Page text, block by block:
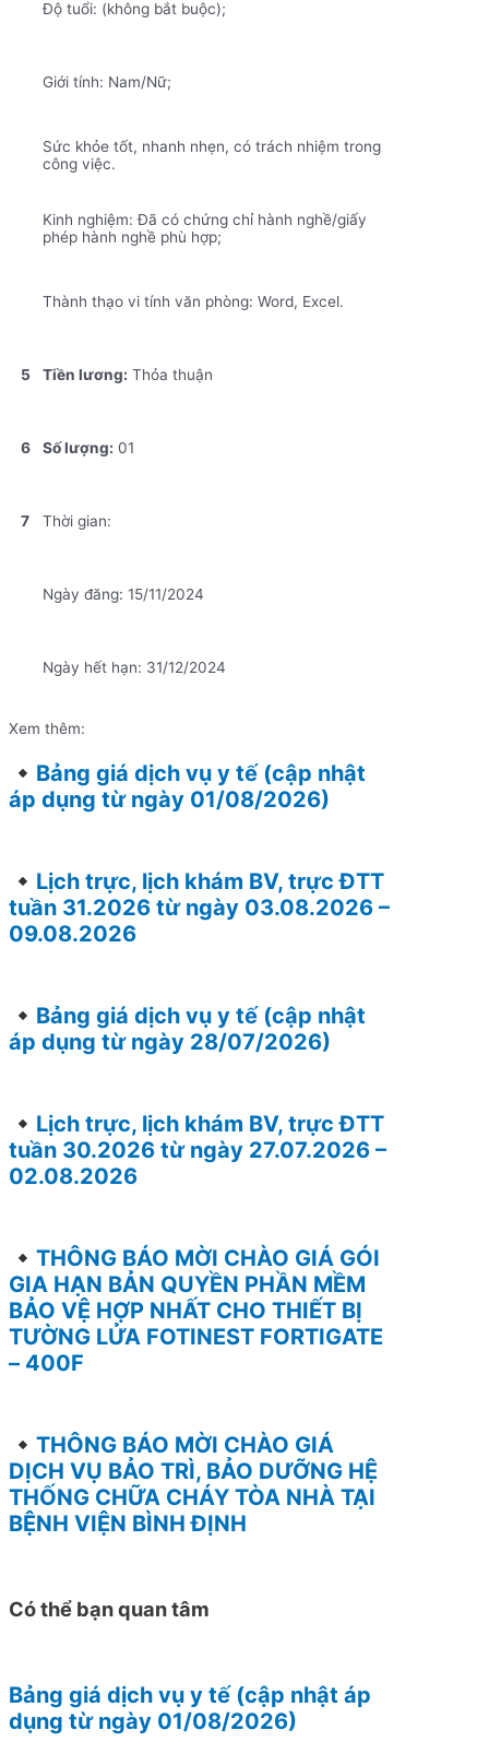
Độ tuổi: (không bắt buộc);
Giới tính: Nam/Nữ;
Sức khỏe tốt, nhanh nhẹn, có trách nhiệm trong
công việc.
Kinh nghiệm: Đã có chứng chỉ hành nghề/giấy
phép hành nghề phù hợp;
Thành thạo vi tính văn phòng: Word, Excel.
5 Tiền lương: Thỏa thuận
6 Số lượng: 01
7 Thời gian:
Ngày đăng: 15/11/2024
Ngày hết hạn: 31/12/2024
Xem thêm:
Bảng giá dịch vụ y tế (cập nhật
áp dụng từ ngày 01/08/2026)
Lịch trực, lịch khám BV, trực ĐTT
tuần 31.2026 từ ngày 03.08.2026 –
09.08.2026
Bảng giá dịch vụ y tế (cập nhật
áp dụng từ ngày 28/07/2026)
Lịch trực, lịch khám BV, trực ĐTT
tuần 30.2026 từ ngày 27.07.2026 –
02.08.2026
THÔNG BÁO MỜI CHÀO GIÁ GÓI
GIA HẠN BẢN QUYỀN PHẦN MỀM
BẢO VỆ HỢP NHẤT CHO THIẾT BỊ
TƯỜNG LỬA FOTINEST FORTIGATE
– 400F
THÔNG BÁO MỜI CHÀO GIÁ
DỊCH VỤ BẢO TRÌ, BẢO DƯỠNG HỆ
THỐNG CHỮA CHÁY TÒA NHÀ TẠI
BỆNH VIỆN BÌNH ĐỊNH
Có thể bạn quan tâm
Bảng giá dịch vụ y tế (cập nhật áp
dụng từ ngày 01/08/2026)